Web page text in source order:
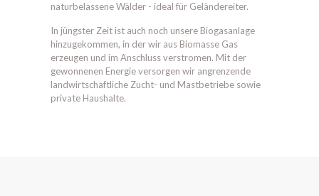
naturbelassene Wälder - ideal für Geländereiter.
In jüngster Zeit ist auch noch unsere Biogasanlage
hinzugekommen, in der wir aus Biomasse Gas
erzeugen und im Anschluss verstromen. Mit der
gewonnenen Energie versorgen wir angrenzende
landwirtschaftliche Zucht- und Mastbetriebe sowie
private Haushalte.